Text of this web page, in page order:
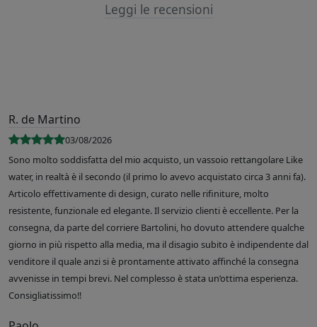
Leggi le recensioni
R. de Martino
03/08/2026
Sono molto soddisfatta del mio acquisto, un vassoio rettangolare Like
water, in realtà è il secondo (il primo lo avevo acquistato circa 3 anni fa).
Articolo effettivamente di design, curato nelle rifiniture, molto
resistente, funzionale ed elegante. Il servizio clienti è eccellente. Per la
consegna, da parte del corriere Bartolini, ho dovuto attendere qualche
giorno in più rispetto alla media, ma il disagio subito è indipendente dal
venditore il quale anzi si è prontamente attivato affinché la consegna
avvenisse in tempi brevi. Nel complesso è stata un’ottima esperienza.
Consigliatissimo!!